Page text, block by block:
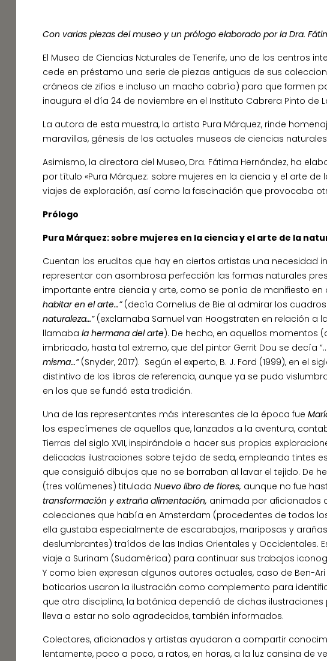
Con varias piezas del museo y un prólogo elaborado por la Dra.
El Museo de Ciencias Naturales de Tenerife, uno de los centros
cede en préstamo una serie de piezas antiguas de sus
cráneos de zifios e incluso un macho cabrío) para que formen
inaugura el día 24 de noviembre en el Instituto Cabrera Pinto de
La autora de esta muestra, la artista Pura Márquez, rinde
maravillas, génesis de los actuales museos de ciencias
Asimismo, la directora del Museo, Dra. Fátima Hernández, ha
por título «Pura Márquez: sobre mujeres en la ciencia y el arte
viajes de exploración, así como la fascinación que provocaba
Prólogo
Pura Márquez: sobre mujeres en la ciencia y el arte de la
Cuentan los eruditos que hay en ciertos artistas una necesidad
representar con asombrosa perfección las formas naturales
importante entre ciencia y arte, como se ponía de manifiesto
habitar en el arte…” (decía Cornelius de Bie al admirar los cuadros
naturaleza…”(exclamaba Samuel van Hoogstraten en relación a
llamabala hermana del arte). De hecho, en aquellos momentos
imbricado, hasta tal extremo, que del pintor Gerrit Dou se decía
misma…” (Snyder, 2017). Según el experto, B. J. Ford (1999), en el
distintivo de los libros de referencia, aunque ya se pudo
en los que se fundó esta tradición.
Una de las representantes más interesantes de la época fue
los especímenes de aquellos que, lanzados a la aventura,
Tierras del siglo XVII, inspirándole a hacer sus propias
delicadas ilustraciones sobre tejido de seda, empleando tintes
que consiguió dibujos que no se borraban al lavar el tejido. De
(tres volúmenes) tituladaNuevo libro de flores, aunque no fue
transformación y extraña alimentación, animada por aficionados
colecciones que había en Amsterdam (procedentes de todos
ella gustaba especialmente de escarabajos, mariposas y
deslumbrantes) traídos de las Indias Orientales y Occidentales.
viaje a Surinam (Sudamérica) para continuar sus trabajos
Y como bien expresan algunos autores actuales, caso de Ben-
boticarios usaron la ilustración como complemento para
que otra disciplina, la botánica dependió de dichas
lleva a estar no solo agradecidos, también informados.
Colectores, aficionados y artistas ayudaron a compartir
lentamente, poco a poco, a ratos, en horas, a la luz cansina de